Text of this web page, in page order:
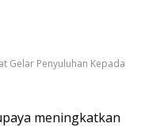
Gelar Penyuluhan Kepada
meningkatkan